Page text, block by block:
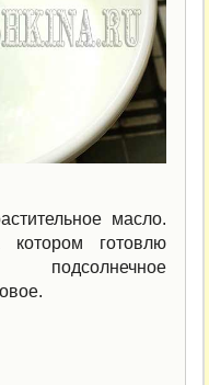
масло.
готовлю